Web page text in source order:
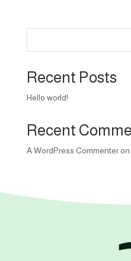
Recent Posts
Hello world!
Recent
A WordPress Commenteron